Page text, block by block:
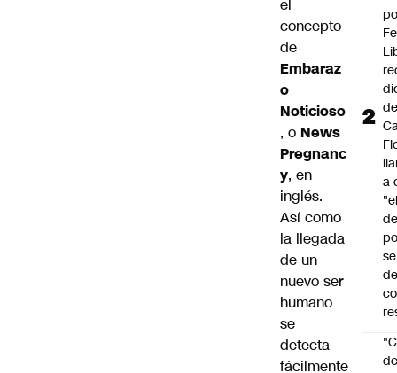
el
concepto
de
Embaraz
o
Noticioso
, o News
Pregnanc
y, en
inglés.
Así como
la llegada
de un
nuevo ser
humano
se
detecta
fácilmente
a
se